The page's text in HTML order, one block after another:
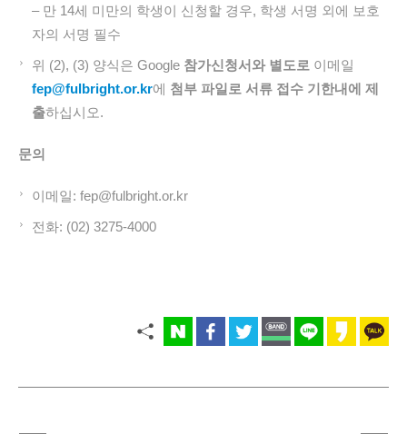
– 만 14세 미만의 학생이 신청할 경우, 학생 서명 외에 보호
자의 서명 필수
위 (2), (3) 양식은 Google 참가신청서와 별도로 이메일
fep@fulbright.or.kr에 첨부 파일로 서류 접수 기한내에 제
출하십시오.
문의
이메일: fep@fulbright.or.kr
전화: (02) 3275-4000